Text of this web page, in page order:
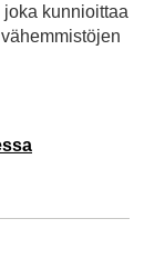
kunnioittaa